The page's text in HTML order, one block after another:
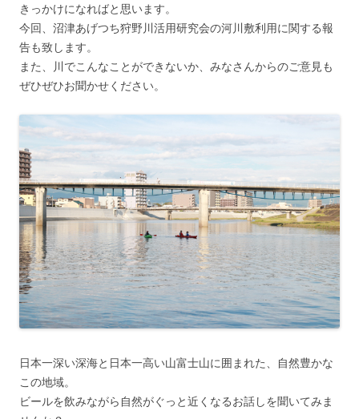
きっかけになればと思います。
今回、沼津あげつち狩野川活用研究会の河川敷利用に関する報
告も致します。
また、川でこんなことができないか、みなさんからのご意見も
ぜひぜひお聞かせください。
日本一深い深海と日本一高い山富士山に囲まれた、自然豊かな
この地域。
ビールを飲みながら自然がぐっと近くなるお話しを聞いてみま